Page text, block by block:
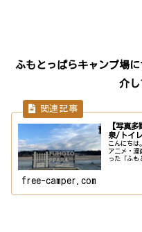
ふもとっぱらキャンプ場
介し
【写真
泉/トイ
こんにちは
アニメ・漫
った「ふも
free-camper.com